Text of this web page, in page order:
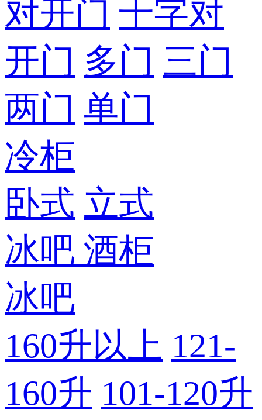
对开门 十字对
开门 多门 三门
两门 单门
冷柜
卧式 立式
冰吧 酒柜
冰吧
160升以上 121-
160升 101-120升